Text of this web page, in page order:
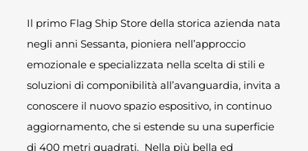
Il primo Flag Ship Store della storica azienda nata
negli anni Sessanta, pioniera nell’approccio
emozionale e specializzata nella scelta di stili e
soluzioni di componibilità all’avanguardia, invita a
conoscere il nuovo spazio espositivo, in continuo
aggiornamento, che si estende su una superficie
di 400 metri quadrati. Nella più bella ed